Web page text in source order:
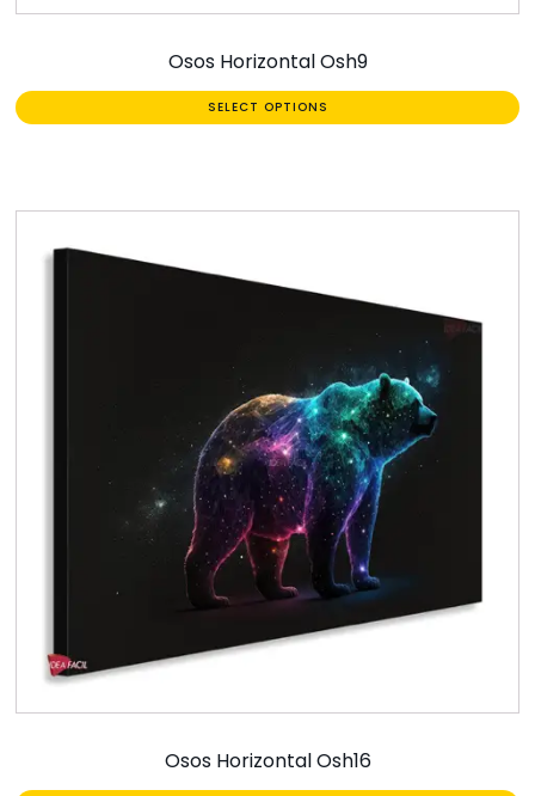
Osos Horizontal Osh9
SELECT OPTIONS
Osos Horizontal Osh16